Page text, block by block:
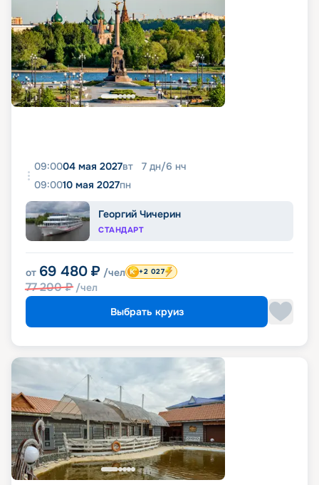
09:0004 мая 2027вт 7 дн/6 нч
09:0010 мая 2027пн
Георгий Чичерин
СТАНДАРТ
от 69 480 ₽ /чел
77 200₽ /чел
+2 027
Выбрать круиз